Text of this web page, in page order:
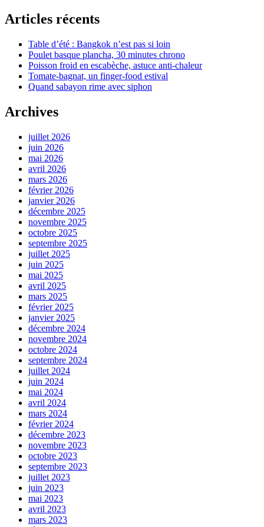
Articles récents
Table d’été : Bangkok n’est pas si loin
Poulet basque plancha, 30 minutes chrono
Poisson froid en escabèche, astuce anti-chaleur
Tomate-bagnat, un finger-food estival
Quand sabayon rime avec siphon
Archives
juillet 2026
juin 2026
mai 2026
avril 2026
mars 2026
février 2026
janvier 2026
décembre 2025
novembre 2025
octobre 2025
septembre 2025
juillet 2025
juin 2025
mai 2025
avril 2025
mars 2025
février 2025
janvier 2025
décembre 2024
novembre 2024
octobre 2024
septembre 2024
juillet 2024
juin 2024
mai 2024
avril 2024
mars 2024
février 2024
décembre 2023
novembre 2023
octobre 2023
septembre 2023
juillet 2023
juin 2023
mai 2023
avril 2023
mars 2023